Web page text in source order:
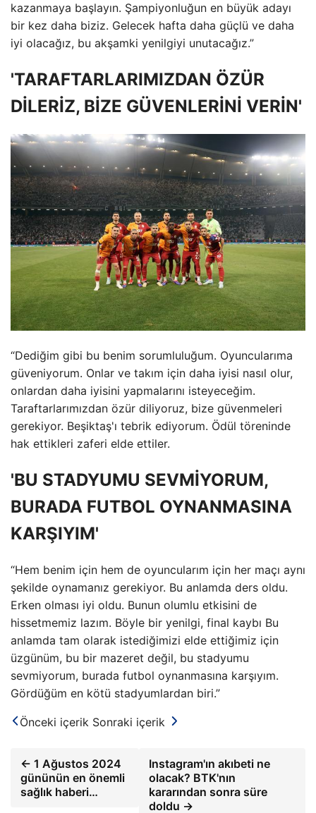
kazanmaya başlayın. Şampiyonluğun en büyük adayı
bir kez daha biziz. Gelecek hafta daha güçlü ve daha
iyi olacağız, bu akşamki yenilgiyi unutacağız.”
'TARAFTARLARIMIZDAN ÖZÜR
DİLERİZ, BİZE GÜVENLERİNİ VERİN'
“Dediğim gibi bu benim sorumluluğum. Oyuncularıma
güveniyorum. Onlar ve takım için daha iyisi nasıl olur,
onlardan daha iyisini yapmalarını isteyeceğim.
Taraftarlarımızdan özür diliyoruz, bize güvenmeleri
gerekiyor. Beşiktaş'ı tebrik ediyorum. Ödül töreninde
hak ettikleri zaferi elde ettiler.
'BU STADYUMU SEVMİYORUM,
BURADA FUTBOL OYNANMASINA
KARŞIYIM'
“Hem benim için hem de oyuncularım için her maçı aynı
şekilde oynamanız gerekiyor. Bu anlamda ders oldu.
Erken olması iyi oldu. Bunun olumlu etkisini de
hissetmemiz lazım. Böyle bir yenilgi, final kaybı Bu
anlamda tam olarak istediğimizi elde ettiğimiz için
üzgünüm, bu bir mazeret değil, bu stadyumu
sevmiyorum, burada futbol oynanmasına karşıyım.
Gördüğüm en kötü stadyumlardan biri.”
Önceki içerik Sonraki içerik
← 1 Ağustos 2024
gününün en önemli
sağlık haberi…
Instagram'ın akıbeti ne
olacak? BTK'nın
kararından sonra süre
doldu →